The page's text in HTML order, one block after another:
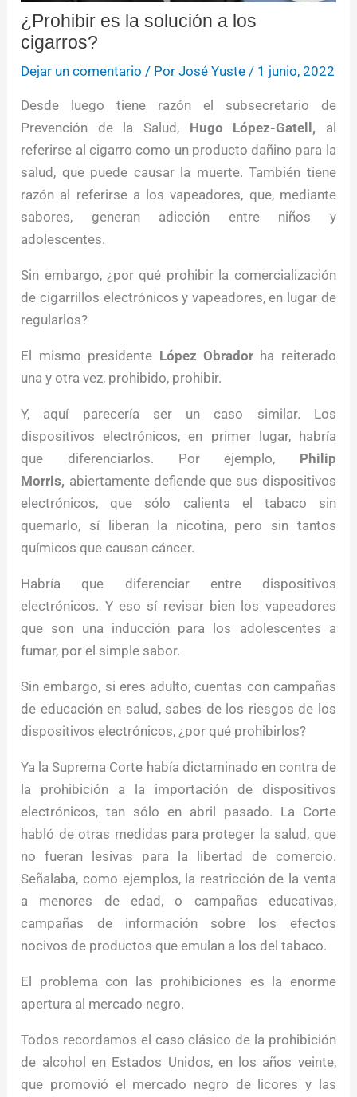
¿Prohibir es la solución a los
cigarros?
Dejar un comentario / PorJosé Yuste / 1 junio, 2022
Desde luego tiene razón el subsecretario de
Prevención de la Salud, Hugo López-Gatell, al
referirse al cigarro como un producto dañino para la
salud, que puede causar la muerte. También tiene
razón al referirse a los vapeadores, que, mediante
sabores, generan adicción entre niños y
adolescentes.
Sin embargo, ¿por qué prohibir la comercialización
de cigarrillos electrónicos y vapeadores, en lugar de
regularlos?
El mismo presidente López Obrador ha reiterado
una y otra vez, prohibido, prohibir.
Y, aquí parecería ser un caso similar. Los
dispositivos electrónicos, en primer lugar, habría
que diferenciarlos. Por ejemplo, Philip
Morris, abiertamente defiende que sus dispositivos
electrónicos, que sólo calienta el tabaco sin
quemarlo, sí liberan la nicotina, pero sin tantos
químicos que causan cáncer.
Habría que diferenciar entre dispositivos
electrónicos. Y eso sí revisar bien los vapeadores
que son una inducción para los adolescentes a
fumar, por el simple sabor.
Sin embargo, si eres adulto, cuentas con campañas
de educación en salud, sabes de los riesgos de los
dispositivos electrónicos, ¿por qué prohibirlos?
Ya la Suprema Corte había dictaminado en contra de
la prohibición a la importación de dispositivos
electrónicos, tan sólo en abril pasado. La Corte
habló de otras medidas para proteger la salud, que
no fueran lesivas para la libertad de comercio.
Señalaba, como ejemplos, la restricción de la venta
a menores de edad, o campañas educativas,
campañas de información sobre los efectos
nocivos de productos que emulan a los del tabaco.
El problema con las prohibiciones es la enorme
apertura al mercado negro.
Todos recordamos el caso clásico de la prohibición
de alcohol en Estados Unidos, en los años veinte,
que promovió el mercado negro de licores y las